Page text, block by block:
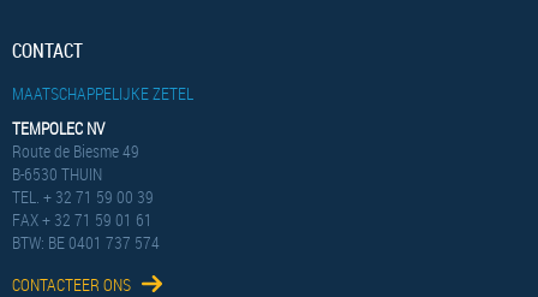
CONTACT
MAATSCHAPPELIJKE ZETEL
TEMPOLEC NV
Route de Biesme 49
B-6530 THUIN
TEL. + 32 71 59 00 39
FAX + 32 71 59 01 61
BTW: BE 0401 737 574
CONTACTEER ONS